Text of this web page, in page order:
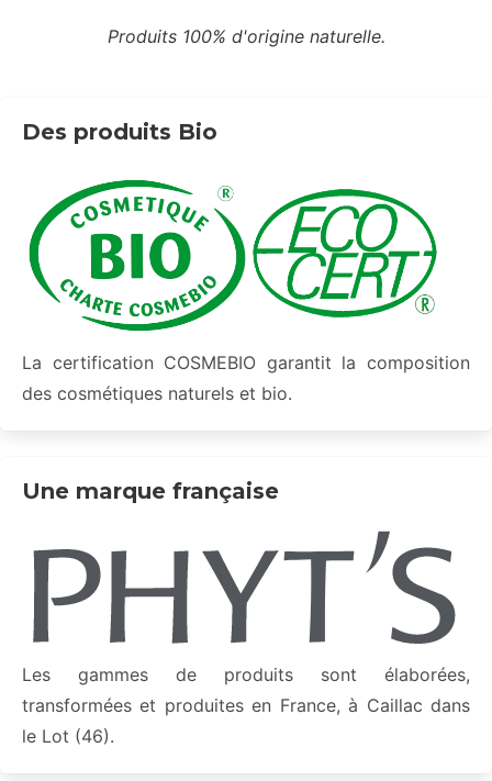
Produits 100% d'origine naturelle.
Des produits Bio
La certification COSMEBIO garantit la composition
des cosmétiques naturels et bio.
Une marque française
Les gammes de produits sont élaborées,
transformées et produites en France, à Caillac dans
le Lot (46).